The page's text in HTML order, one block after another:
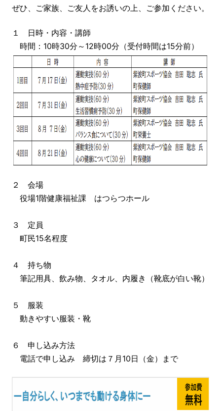
ぜひ、ご家族、ご友人をお誘いの上、ご参加ください。
１ 日時・内容・講師
時間：10時30分～12時00分（受付時間は15分前）
２ 会場
役場1階健康福祉課 はつらつホール
３ 定員
町民15名程度
４ 持ち物
筆記用具、飲み物、タオル、内履き（靴底が白い靴）
５ 服装
動きやすい服装・靴
６ 申し込み方法
電話で申し込み 締切は７月10日（金）まで